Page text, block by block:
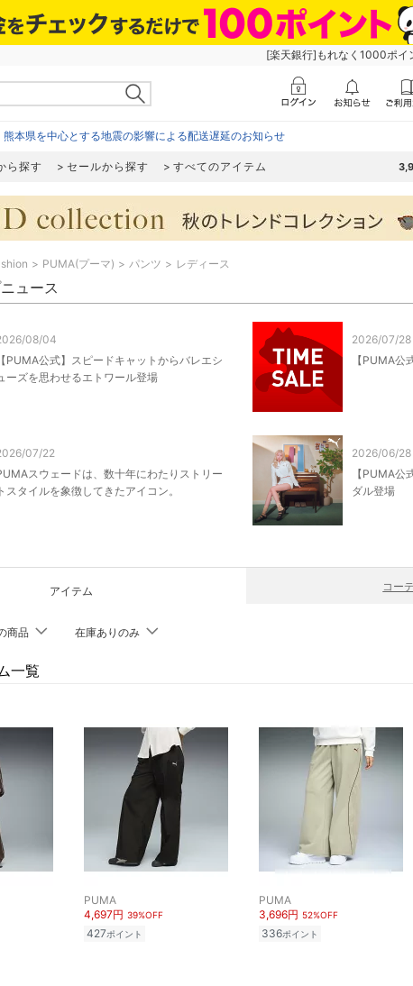
[楽天銀行]もれなく1000ポイ
熊本県を中心とする地震の影響による配送遅延のお知らせ
ら探す セールから探す すべてのアイテム
PUMA(プーマ) パンツ レディース
ュース
08/04
【PUMA公式】スピードキャットからバレエシ
ーズを思わせるエトワール登場
2026/07/28
【PUMA公
07/22
スウェードは、数十年にわたりストリー
トスタイルを象徴してきたアイコン。
2026/06/28
【PUMA公
ダル登場
アイテム コー
商品 在庫ありのみ
一覧
PUMA
4,697円 39%OFF
427ポイント
PUMA
3,696円 52%OFF
336ポイント